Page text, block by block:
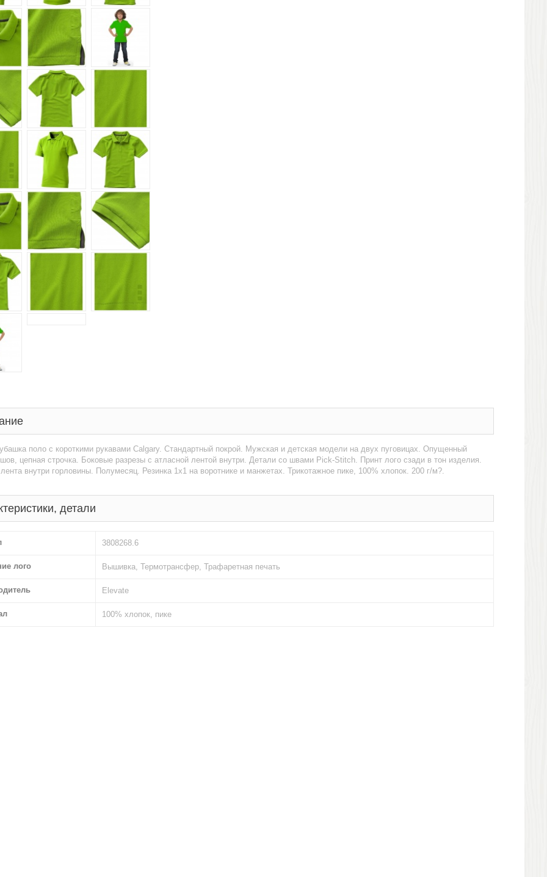
поло с короткими рукавами Calgary. Стандартный покрой. Мужская и детская модели на двух пуговицах. Опущенный
цепная строчка. Боковые разрезы с атласной лентой внутри. Детали со швами Pick-Stitch. Принт лого сзади в тон изделия.
внутри горловины. Полумесяц. Резинка 1х1 на воротнике и манжетах. Трикотажное пике, 100% хлопок. 200 г/м?.
детали
3808268.6
лого Вышивка, Термотрансфер, Трафаретная печать
Elevate
100% хлопок, пике